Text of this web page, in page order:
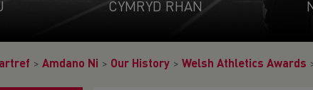
CYMRYD RHAN
> Amdano Ni > Our History > Welsh Athletics Awards